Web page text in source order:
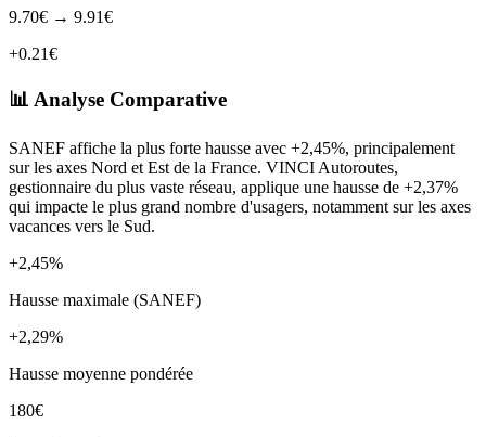
9.70€ → 9.91€
+0.21€
📊 Analyse Comparative
SANEF affiche la plus forte hausse avec +2,45%, principalement
sur les axes Nord et Est de la France. VINCI Autoroutes,
gestionnaire du plus vaste réseau, applique une hausse de +2,37%
qui impacte le plus grand nombre d'usagers, notamment sur les axes
vacances vers le Sud.
+2,45%
Hausse maximale (SANEF)
+2,29%
Hausse moyenne pondérée
180€